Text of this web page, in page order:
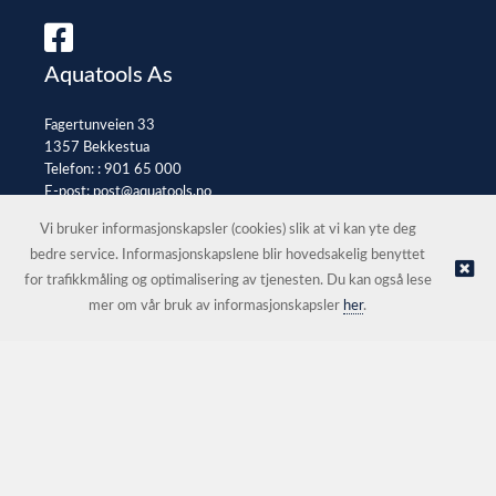
Aquatools As
Fagertunveien 33
1357 Bekkestua
Telefon: : 901 65 000
E-post:post@aquatools.no
© Aquatools As |Nettbutikk levert av Kréatif
Vi bruker informasjonskapsler (cookies) slik at vi kan yte deg
bedre service. Informasjonskapslene blir hovedsakelig benyttet
for trafikkmåling og optimalisering av tjenesten. Du kan også lese
mer om vår bruk av informasjonskapsler her.